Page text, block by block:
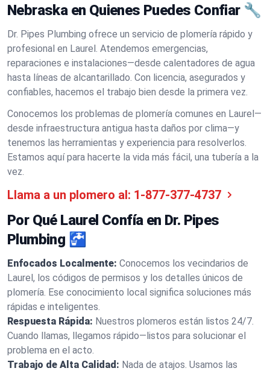
Nebraska en Quienes Puedes Confiar 🔧
Dr. Pipes Plumbing ofrece un servicio de plomería rápido y
profesional en Laurel. Atendemos emergencias,
reparaciones e instalaciones—desde calentadores de agua
hasta líneas de alcantarillado. Con licencia, asegurados y
confiables, hacemos el trabajo bien desde la primera vez.
Conocemos los problemas de plomería comunes en Laurel—
desde infraestructura antigua hasta daños por clima—y
tenemos las herramientas y experiencia para resolverlos.
Estamos aquí para hacerte la vida más fácil, una tubería a la
vez.
Llama a un plomero al: 1-877-377-4737
Por Qué Laurel Confía en Dr. Pipes
Plumbing 🚰
Enfocados Localmente: Conocemos los vecindarios de
Laurel, los códigos de permisos y los detalles únicos de
plomería. Ese conocimiento local significa soluciones más
rápidas e inteligentes.
Respuesta Rápida: Nuestros plomeros están listos 24/7.
Cuando llamas, llegamos rápido—listos para solucionar el
problema en el acto.
Trabajo de Alta Calidad: Nada de atajos. Usamos las